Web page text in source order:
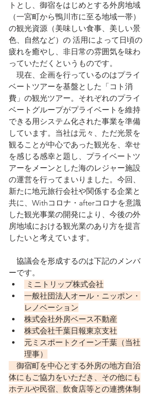
トとし、御宿をはじめとする外房地域
（一宮町から鴨川市に至る地域一帯）
の観光資源（美味しい食事、美しい景
色、自然など）の 活用によって日頃の
疲れを癒やし、非日常の雰囲気を味わ
っていただくというものです。
現在、企画を行っているのはプライ
ベートツアーを基盤とした「コト消
費」の観光ツアー。それぞれのプライ
ベートグループがプライベートを維持
できる用システム化された事業を準備
しています。当社は元々、ただ光景を
観ることが中心であった観光を、幸せ
を感じる感幸と題し、プライベートツ
アーをメーンとした海のレジャー施設
の運営を行ってまいりました。今回、
新たに地元旅行会社や関係する企業と
共に、Withコロナ・afterコロナを意識
した観光事業の開発により、今後の外
房地域における観光業のあり方を提言
したいと考えています。
協議会を形成するのは下記のメンバ
ーです。
ミニトリップ株式会社
一般社団法人オール・ニッポン・
レノベーション
株式会社外房ベース不動産
株式会社千葉日報東京支社
元ミスポートクイーン千葉（当社
理事）
御宿町を中心とする外房の地方自治
体にもご協力をいただき、その他にも
ホテルや民宿、飲食店等との連携体制